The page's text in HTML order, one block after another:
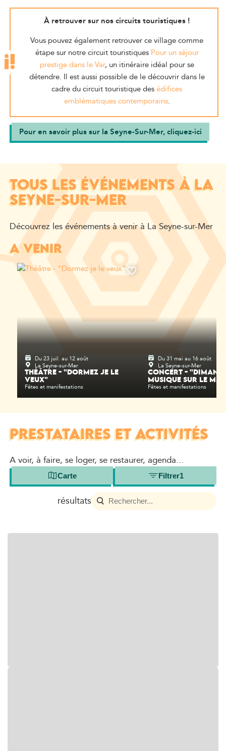
À retrouver sur nos circuits touristiques !
Vous pouvez également retrouver ce village comme
étape sur notre circuit touristiques Pour un séjour
prestige dans le Var, un itinéraire idéal pour se
détendre. Il est aussi possible de le découvrir dans le
cadre du circuit touristique desédifices
emblématiques contemporains.
Pour en savoir plus sur la Seyne-Sur-Mer, cliquez-ici
TOUS LES ÉVÉNEMENTS À LA
SEYNE-SUR-MER
Découvrez les événements à venir à La Seyne-sur-Mer
A VENIR
Du 23 juil. au 12 août
La Seyne-sur-Mer
THÉÂTRE - "DORMEZ JE LE
VEUX"
Fêtes et manifestations
Du 31 mai au 16 août
La Seyne-sur-Mer
CONCERT -
MUSIQUE SUR LE
Fêtes et manifestations
PRESTATAIRES ET ACTIVITÉS
A voir, à faire, se loger, se restaurer, agenda...
Carte Filtrer1
résultats